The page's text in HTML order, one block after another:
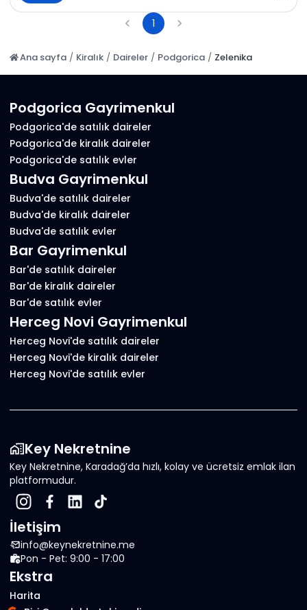
1
Ana sayfa / Kiralık / Daireler / Podgorica / Zelenika
Podgorica Gayrimenkul
Podgorica'de satılık daireler
Podgorica'de kiralık daireler
Podgorica'de satılık evler
Budva Gayrimenkul
Budva'de satılık daireler
Budva'de kiralık daireler
Budva'de satılık evler
Bar Gayrimenkul
Bar'de satılık daireler
Bar'de kiralık daireler
Bar'de satılık evler
Herceg Novi Gayrimenkul
Herceg Novi'de satılık daireler
Herceg Novi'de kiralık daireler
Herceg Novi'de satılık evler
Key Nekretnine
Key Nekretnine, Karadağ’da hızlı, kolay ve ücretsiz emlak ilan
platformudur.
İletişim
info@keynekretnine.me
Pon - Pet: 9:00 - 17:00
Ekstra
Harita